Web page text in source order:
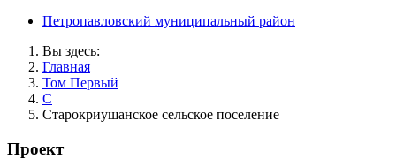
Петропавловский муниципальный район
Вы здесь:
Главная
Том Первый
С
Старокриушанское сельское поселение
Проект